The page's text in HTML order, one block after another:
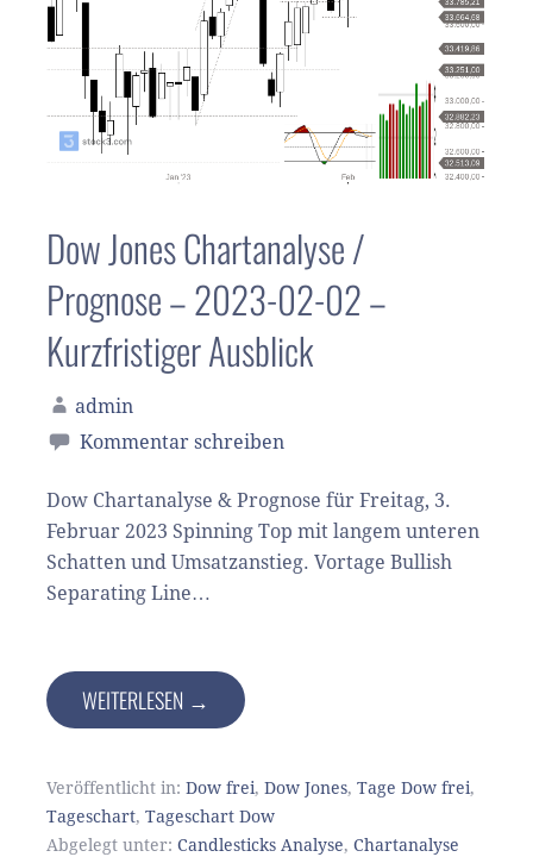
Dow Jones Chartanalyse /
Prognose – 2023-02-02 –
Kurzfristiger Ausblick
admin
Kommentar schreiben
Dow Chartanalyse & Prognose für Freitag, 3.
Februar 2023 Spinning Top mit langem unteren
Schatten und Umsatzanstieg. Vortage Bullish
Separating Line…
WEITERLESEN →
Veröffentlicht in: Dow frei, Dow Jones, Tage Dow frei,
Tageschart, Tageschart Dow
Abgelegt unter: Candlesticks Analyse, Chartanalyse